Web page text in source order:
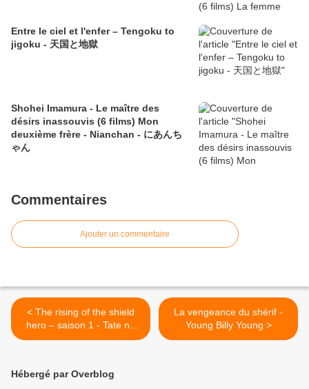
Entre le ciel et l'enfer – Tengoku to
jigoku - 天国と地獄
Shohei Imamura - Le maître des
désirs inassouvis (6 films) Mon
deuxième frère - Nianchan - にあんち
ゃん
Commentaires
Ajouter un commentaire
< The rising of the shield
hero – saison 1 - Tate no
Yuusha no Nariagari - 盾の
La vengeance du shérif -
Young Billy Young >
Hébergé par Overblog